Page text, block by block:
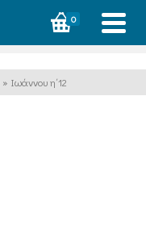
0
» Ιωάννου η΄12